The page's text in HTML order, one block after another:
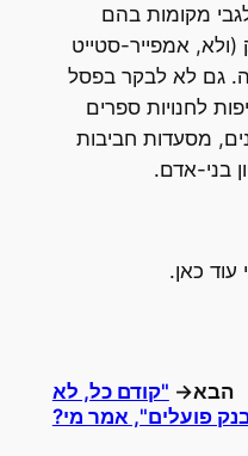
מקומות בהם
אמפייר-סטייט
גם לא לבקר בפסל
לחנויות ספרים
מסעדות חביבות
בני-אדם.
כאן.
הבא→ "קודם כל, לא
פועלים", אמר מי?